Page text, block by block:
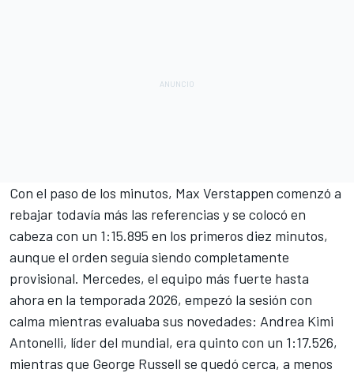
Con el paso de los minutos, Max Verstappen comenzó a
rebajar todavía más las referencias y se colocó en
cabeza con un 1:15.895 en los primeros diez minutos,
aunque el orden seguía siendo completamente
provisional. Mercedes, el equipo más fuerte hasta
ahora en la temporada 2026, empezó la sesión con
calma mientras evaluaba sus novedades: Andrea Kimi
Antonelli, líder del mundial, era quinto con un 1:17.526,
mientras que George Russell se quedó cerca, a menos